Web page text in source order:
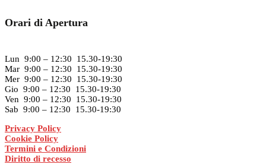
Orari di Apertura
Lun 9:00 – 12:30 15.30-19:30
Mar 9:00 – 12:30 15.30-19:30
Mer 9:00 – 12:30 15.30-19:30
Gio 9:00 – 12:30 15.30-19:30
Ven 9:00 – 12:30 15.30-19:30
Sab 9:00 – 12:30 15.30-19:30
Privacy Policy
Cookie Policy
Termini e Condizioni
Diritto di recesso